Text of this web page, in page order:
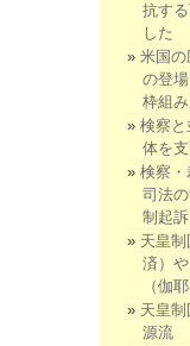
抗す
した
米国の
の登
枠組
検察と
体を
検察・
司法
制起訴
天皇
済）
（伽
天皇
源流